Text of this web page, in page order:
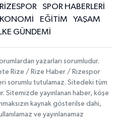
SPOR HABERLERİ
EĞİTİM
YAŞAM
GÜNDEMİ
yazarları sorumludur.
Rize / Rize Haber / Rizespor
sorumlu tutulamaz. Sitedeki tüm
Sitemizde yayınlanan haber, köşe
kaynak gösterilse dahi,
ve yayınlanamaz